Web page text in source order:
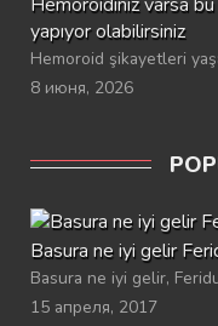
yapıyor olabilirsiniz
Hemoroid şikayetleri
8 июня, 2026
Basura ne iyi gelir
Basura ne iyi gelir,
15 апреля, 2017